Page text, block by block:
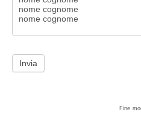
Invia
Fine